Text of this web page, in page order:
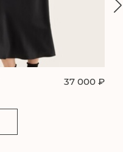
37 000 ₽